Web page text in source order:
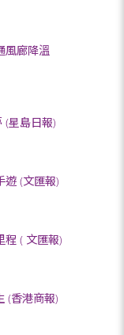
風廊降溫
(星島日報)
遊 (文匯報)
程 ( 文匯報)
(香港商報)